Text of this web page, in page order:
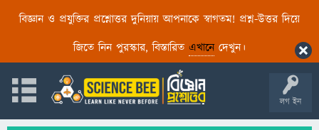
বিজ্ঞান ও প্রযুক্তির প্রশ্নোত্তর দুনিয়ায় আপনাকে স্বাগতম! প্রশ্ন-উত্তর দিয়ে
জিতে নিন পুরস্কার, বিস্তারিত এখানেদেখুন।
লগ ইন